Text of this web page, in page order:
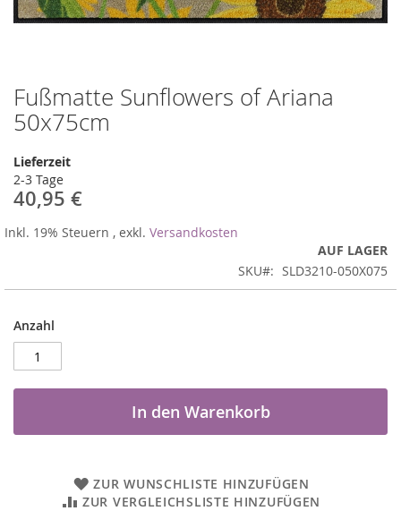
Fußmatte Sunflowers of Ariana
50x75cm
Lieferzeit
2-3 Tage
40,95 €
Inkl. 19% Steuern , exkl. Versandkosten
AUF LAGER
SKU
SLD3210-050X075
Anzahl
In den Warenkorb
ZUR WUNSCHLISTE HINZUFÜGEN
ZUR VERGLEICHSLISTE HINZUFÜGEN
Zum
Anfang
der
springen